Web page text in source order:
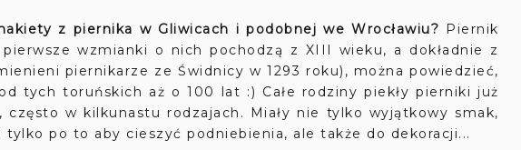
z piernika w Gliwicach i podobnej we Wrocławiu? Piernik
wzmianki o nich pochodzą z XIII wieku, a dokładnie z
piernikarze ze Świdnicy w 1293 roku), można powiedzieć,
tych toruńskich aż o 100 lat :) Całe rodziny piekły pierniki już
w kilkunastu rodzajach. Miały nie tylko wyjątkowy smak,
po to aby cieszyć podniebienia, ale także do dekoracji...